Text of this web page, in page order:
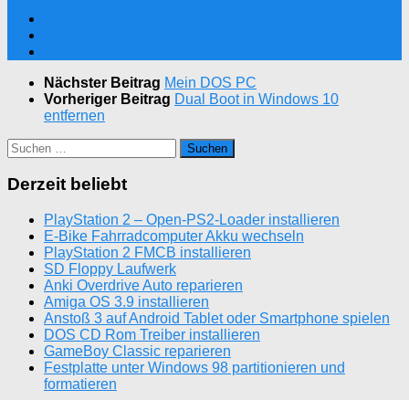
Nächster Beitrag Mein DOS PC
Vorheriger Beitrag Dual Boot in Windows 10
entfernen
Suchen
nach:
Derzeit beliebt
PlayStation 2 – Open-PS2-Loader installieren
E-Bike Fahrradcomputer Akku wechseln
PlayStation 2 FMCB installieren
SD Floppy Laufwerk
Anki Overdrive Auto reparieren
Amiga OS 3.9 installieren
Anstoß 3 auf Android Tablet oder Smartphone spielen
DOS CD Rom Treiber installieren
GameBoy Classic reparieren
Festplatte unter Windows 98 partitionieren und
formatieren